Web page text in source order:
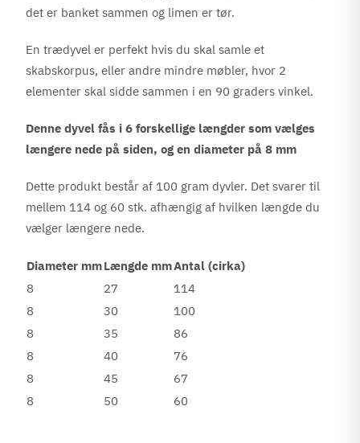
det er banket sammen og limen er tør.
En trædyvel er perfekt hvis du skal samle et
skabskorpus, eller andre mindre møbler, hvor 2
elementer skal sidde sammen i en 90 graders vinkel.
Denne dyvel fås i 6 forskellige længder som vælges
længere nede på siden, og en diameter på 8 mm
Dette produkt består af 100 gram dyvler. Det svarer til
mellem 114 og 60 stk. afhængig af hvilken længde du
vælger længere nede.
Diameter mmLængde mmAntal (cirka)
8
27
114
8
30
100
8
35
86
8
40
76
8
45
67
8
50 60